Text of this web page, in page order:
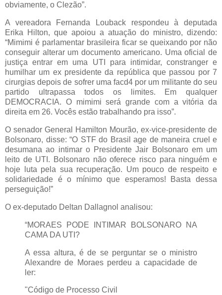
obviamente, o Clezão”.
A vereadora Fernanda Louback respondeu à deputada
Erika Hilton, que apoiou a atuação do ministro, dizendo:
“Mimimi é parlamentar brasileira ficar se queixando por não
conseguir alterar um documento americano. Uma oficial de
justiça entrar em uma UTI para intimidar, constranger e
humilhar um ex presidente da república que passou por 7
cirurgias depois de sofrer uma facd4 por um militante do seu
partido ultrapassa todos os limites. Em qualquer
DEMOCRACIA. O mimimi será grande com a vitória da
direita em 26. Vocês estão trabalhando pra isso”.
O senador General Hamilton Mourão, ex-vice-presidente de
Bolsonaro, disse: “O STF do Brasil age de maneira cruel e
desumana ao intimar o Presidente Jair Bolsonaro em um
leito de UTI. Bolsonaro não oferece risco para ninguém e
hoje luta pela sua recuperação. Um pouco de respeito e
solidariedade é o mínimo que esperamos! Basta dessa
perseguição!”
O ex-deputado Deltan Dallagnol analisou:
“MORAES PODE INTIMAR BOLSONARO NA
CAMA DA UTI?
A essa altura, é de se perguntar se o ministro
Alexandre de Moraes perdeu a capacidade de
ler:
"Código de Processo Civil